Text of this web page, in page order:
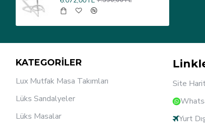
KATEGORİLER
Lux Mutfak Masa Takımları
Lüks Sandalyeler
Lüks Masalar
Site
Yurt